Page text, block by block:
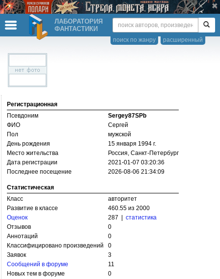
ЛАБОРАТОРИЯ
ФАНТАСТИКИ
расширенный
поиск по жанру
Регистрационная
Псевдоним
Sergey87SPb
ФИО
Сергей
Пол
мужской
День рождения
15 января 1994 г.
Место жительства
Россия, Санкт-Петербург
Дата регистрации
2021-01-07 03:20:36
Последнее посещение
2026-08-06 21:34:09
Статистическая
Класс
авторитет
Развитие в классе
460.55 из 2000
Оценок
287 | статистика
Отзывов
0
Аннотаций
0
Классифицировано произведений
0
Заявок
3
Сообщений в форуме
11
Новых тем в форуме
0